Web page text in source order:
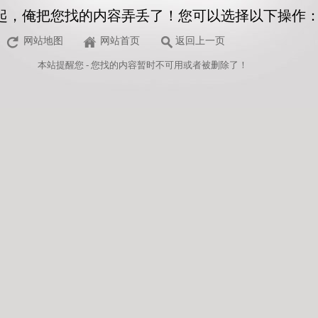
，俺把您找的内容弄丢了！您可以选择以下操作
网站地图 网站首页 返回上一页
本站提醒您 - 您找的内容暂时不可用或者被删除了！